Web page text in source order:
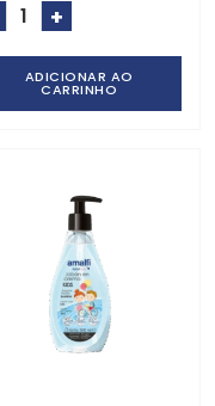
+
ADICIONAR AO
CARRINHO